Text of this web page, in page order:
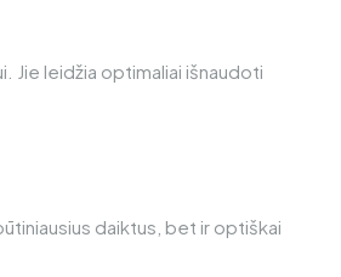
Jie leidžia optimaliai išnaudoti
daiktus, bet ir optiškai